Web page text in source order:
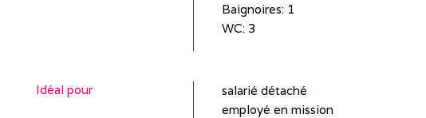
Baignoires: 1
WC: 3
Idéal pour
salarié détaché
employé en mission